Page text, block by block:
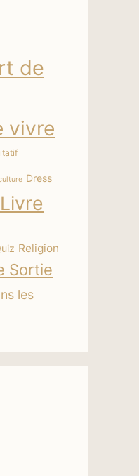
de
vivre
Dress
Livre
Religion
Sortie
les